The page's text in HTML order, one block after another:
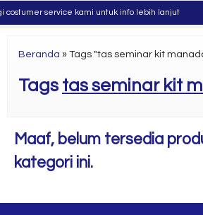
service kami untuk info lebih lanjut
Beranda » Tags "tas seminar kit
Tags tas seminar kit
Maaf, belum tersedia
kategori ini.